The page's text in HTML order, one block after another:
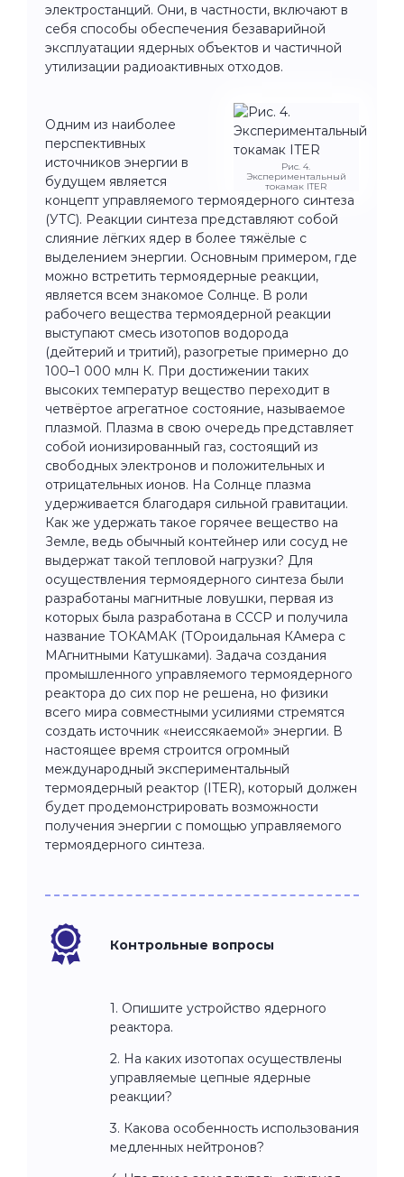
электростанций. Они, в частности, включают в
себя способы обеспечения безаварийной
эксплуатации ядерных объектов и частичной
утилизации радиоактивных отходов.
Рис. 4.
Экспериментальный
токамак ITER
Одним из наиболее
перспективных
источников энергии в
будущем является
концепт управляемого термоядерного синтеза
(УТС). Реакции синтеза представляют собой
слияние лёгких ядер в более тяжёлые с
выделением энергии. Основным примером, где
можно встретить термоядерные реакции,
является всем знакомое Солнце. В роли
рабочего вещества термоядерной реакции
выступают смесь изотопов водорода
(дейтерий и тритий), разогретые примерно до
100–1 000 млн К. При достижении таких
высоких температур вещество переходит в
четвёртое агрегатное состояние, называемое
плазмой. Плазма в свою очередь представляет
собой ионизированный газ, состоящий из
свободных электронов и положительных и
отрицательных ионов. На Солнце плазма
удерживается благодаря сильной гравитации.
Как же удержать такое горячее вещество на
Земле, ведь обычный контейнер или сосуд не
выдержат такой тепловой нагрузки? Для
осуществления термоядерного синтеза были
разработаны магнитные ловушки, первая из
которых была разработана в СССР и получила
название ТОКАМАК (ТОроидальная КАмера с
МАгнитными Катушками). Задача создания
промышленного управляемого термоядерного
реактора до сих пор не решена, но физики
всего мира совместными усилиями стремятся
создать источник «неиссякаемой» энергии. В
настоящее время строится огромный
международный экспериментальный
термоядерный реактор (ITER), который должен
будет продемонстрировать возможности
получения энергии с помощью управляемого
термоядерного синтеза.
Контрольные вопросы
1. Опишите устройство ядерного
реактора.
2. На каких изотопах осуществлены
управляемые цепные ядерные
реакции?
3. Какова особенность использования
медленных нейтронов?